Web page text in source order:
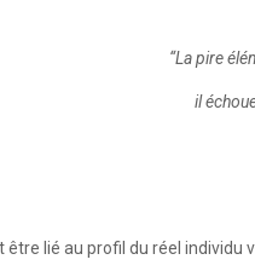
“La pire
il
être lié au profil du réel